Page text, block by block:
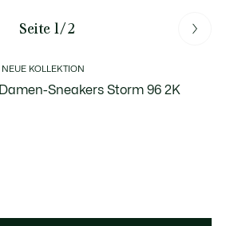
Seite 1/2
NEUE KOLLEKTION
Damen-Sneakers Storm 96 2K